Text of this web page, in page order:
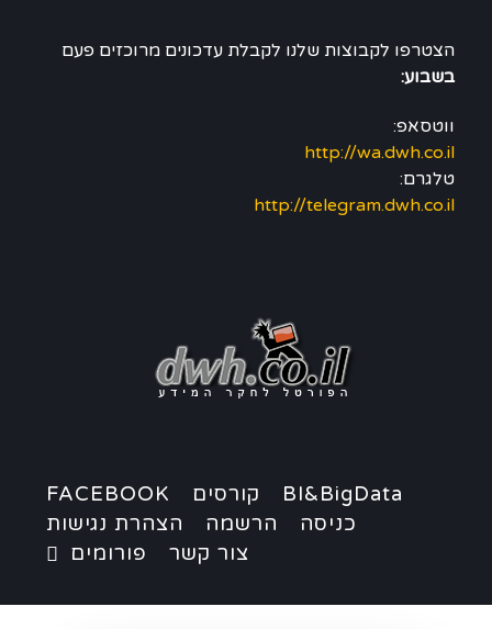
הצטרפו לקבוצות שלנו לקבלת עדכונים מרוכזים פעם
בשבוע:
ווטסאפ:
http://wa.dwh.co.il
טלגרם:
http://telegram.dwh.co.il
BI&BigData קורסים
FACEBOOK
כניסה
הרשמה
הצהרת נגישות
צור קשר
פורומים